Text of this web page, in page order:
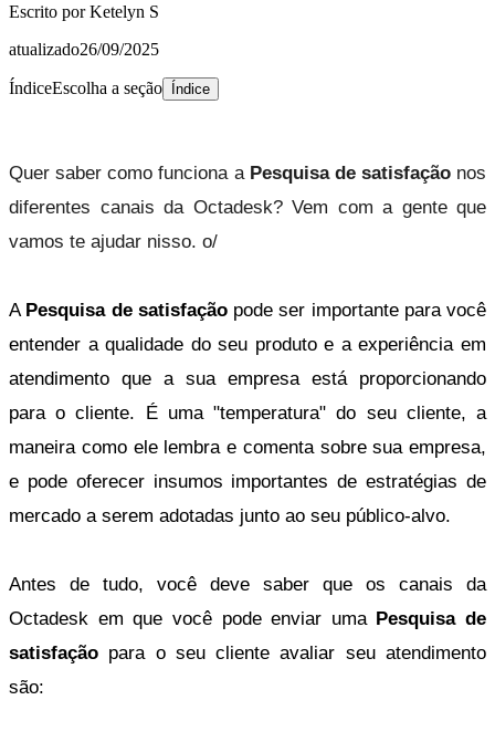
Escrito porKetelyn S
atualizado26/09/2025
ÍndiceEscolha a seção Índice
Quer saber como funciona a Pesquisa de satisfação nos
diferentes canais da Octadesk? Vem com a gente que
vamos te ajudar nisso. o/
A Pesquisa de satisfação pode ser importante para você
entender a qualidade do seu produto e a experiência em
atendimento que a sua empresa está proporcionando
para o cliente. É uma "temperatura" do seu cliente, a
maneira como ele lembra e comenta sobre sua empresa,
e pode oferecer insumos importantes de estratégias de
mercado a serem adotadas junto ao seu público-alvo.
Antes de tudo, você deve saber que os canais da
Octadesk em que você pode enviar uma Pesquisa de
satisfação para o seu cliente avaliar seu atendimento
são: